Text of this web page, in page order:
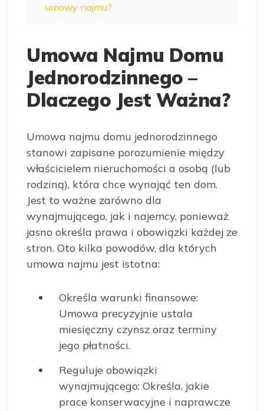
umowy najmu?
Umowa Najmu Domu
Jednorodzinnego –
Dlaczego Jest Ważna?
Umowa najmu domu jednorodzinnego
stanowi zapisane porozumienie między
właścicielem nieruchomości a osobą (lub
rodziną), która chce wynająć ten dom.
Jest to ważne zarówno dla
wynajmującego, jak i najemcy, ponieważ
jasno określa prawa i obowiązki każdej ze
stron. Oto kilka powodów, dla których
umowa najmu jest istotna:
Określa warunki finansowe:
Umowa precyzyjnie ustala
miesięczny czynsz oraz terminy
jego płatności.
Reguluje obowiązki
wynajmującego: Określa, jakie
prace konserwacyjne i naprawcze